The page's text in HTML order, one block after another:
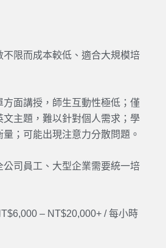
不限而成本較低、適合大規模培
方面講授，師生互動性極低；僅
文主題，難以針對個人需求；學
量；可能出現注意力分散問題。
公司員工、大型企業需要統一培
– NT$20,000+ / 每小時